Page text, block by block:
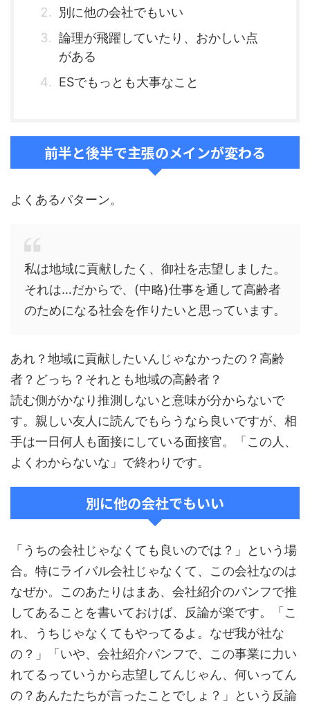
別に他の会社でもいい
論理が飛躍していたり、おかしい点
がある
ESでもっとも大事なこと
前半と後半で主張のメインが変わる
よくあるパターン。
私は地域に貢献したく、御社を志望しました。
それは…だからで、(中略)仕事を通して高齢者
のためになる社会を作りたいと思っています。
あれ？地域に貢献したいんじゃなかったの？高齢
者？どっち？それとも地域の高齢者？
読む側がかなり推測しないと意味が分からないで
す。親しい友人に読んでもらうなら良いですが、相
手は一日何人も面接にしている面接官。「この人、
よくわからないな」で終わりです。
別に他の会社でもいい
「うちの会社じゃなくても良いのでは？」という場
合。特にライバル会社じゃなくて、この会社なのは
なぜか。このあたりはまあ、会社紹介のパンフで推
してあることを書いておけば、反論が楽です。「こ
れ、うちじゃなくてもやってるよ。なぜ我が社な
の？」「いや、会社紹介パンフで、この事業に力い
れてるっていうから志望してんじゃん、何いってん
の？あんたたちが言ったことでしょ？」という反論